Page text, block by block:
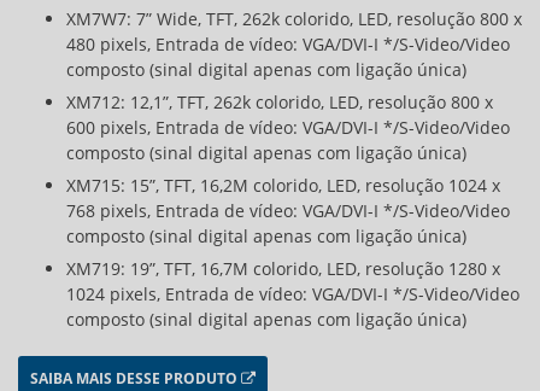
XM7W7: 7” Wide, TFT, 262k colorido, LED, resolução 800 x
480 pixels, Entrada de vídeo: VGA/DVI-I */S-Video/Video
composto (sinal digital apenas com ligação única)
XM712: 12,1”, TFT, 262k colorido, LED, resolução 800 x
600 pixels, Entrada de vídeo: VGA/DVI-I */S-Video/Video
composto (sinal digital apenas com ligação única)
XM715: 15”, TFT, 16,2M colorido, LED, resolução 1024 x
768 pixels, Entrada de vídeo: VGA/DVI-I */S-Video/Video
composto (sinal digital apenas com ligação única)
XM719: 19”, TFT, 16,7M colorido, LED, resolução 1280 x
1024 pixels, Entrada de vídeo: VGA/DVI-I */S-Video/Video
composto (sinal digital apenas com ligação única)
SAIBA MAIS DESSE PRODUTO